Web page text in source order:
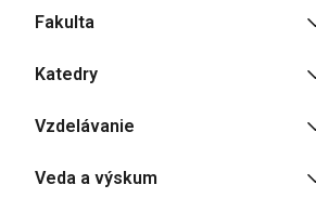
Fakulta
Katedry
Vzdelávanie
Veda a výskum